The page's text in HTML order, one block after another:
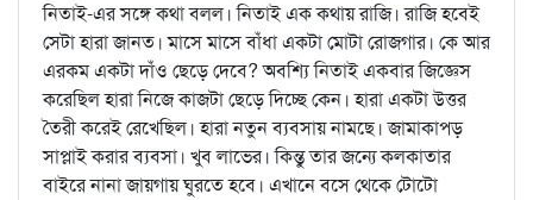
নিতাই-এর সঙ্গে কথা বলল। নিতাই এক কথায় রাজি। রাজি হবেই
সেটা হারা জানত। মাসে মাসে বাঁধা একটা মোটা রোজগার। কে আর
এরকম একটা দাঁও ছেড়ে দেবে? অবশ্যি নিতাই একবার জিজ্ঞেস
করেছিল হারা নিজে কাজটা ছেড়ে দিচ্ছে কেন। হারা একটা উত্তর
তৈরী করেই রেখেছিল। হারা নতুন ব্যবসায় নামছে। জামাকাপড়
সাপ্লাই করার ব্যবসা। খুব লাভের। কিন্তু তার জন্যে কলকাতার
বাইরে নানা জায়গায় ঘুরতে হবে। এখানে বসে থেকে টোটো